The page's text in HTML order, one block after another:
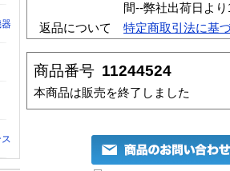
間--弊社出荷日よ
返品について
特定商取引法に基
商品番号 11244524
本商品は販売を終了しました